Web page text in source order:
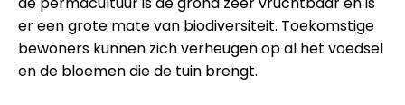
er een grote mate van biodiversiteit. Toekomstige
bewoners kunnen zich verheugen op al het voedsel
en de bloemen die de tuin brengt.